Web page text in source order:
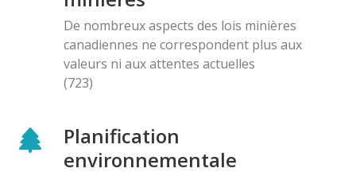
De nombreux aspects des lois minières
canadiennes ne correspondent plus aux
valeurs ni aux attentes actuelles
(723)
Planification
environnementale